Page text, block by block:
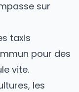
sur
taxis
pour des
vite.
les